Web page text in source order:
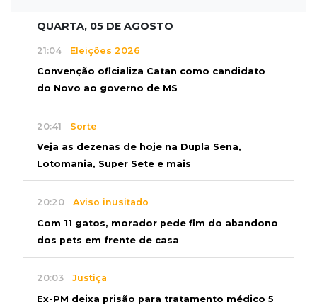
QUARTA, 05 DE AGOSTO
21:04 Eleições 2026
Convenção oficializa Catan como candidato
do Novo ao governo de MS
20:41 Sorte
Veja as dezenas de hoje na Dupla Sena,
Lotomania, Super Sete e mais
20:20 Aviso inusitado
Com 11 gatos, morador pede fim do abandono
dos pets em frente de casa
20:03 Justiça
Ex-PM deixa prisão para tratamento médico 5